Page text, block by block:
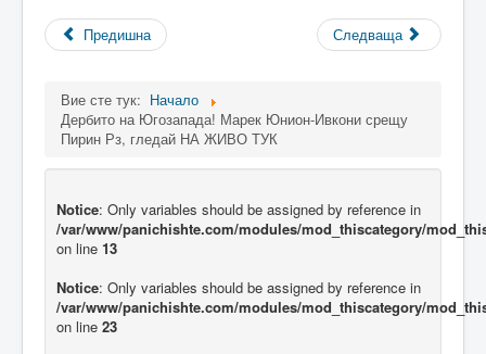
Предишна Следваща
Вие сте тук: Начало
Дербито на Югозапада! Марек Юнион-Ивкони срещу
Пирин Рз, гледай НА ЖИВО ТУК
Notice: Only variables should be assigned by reference in
/var/www/panichishte.com/modules/mod_thiscategory/
on line 13
Notice: Only variables should be assigned by reference in
/var/www/panichishte.com/modules/mod_thiscategory/
on line 23